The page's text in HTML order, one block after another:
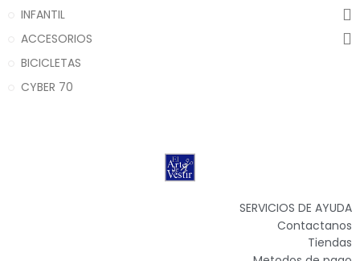
INFANTIL
ACCESORIOS
BICICLETAS
CYBER 70
SERVICIOS DE AYUDA
Contactanos
Tiendas